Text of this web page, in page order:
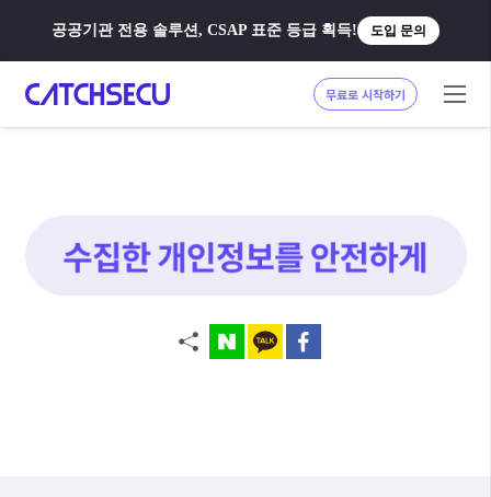
공공기관 전용 솔루션, CSAP 표준 등급 획득! 도입 문의
무료로 시작하기